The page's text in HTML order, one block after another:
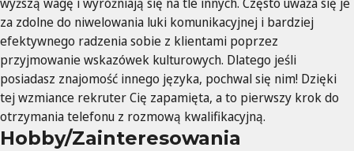
za zdolne do niwelowania luki komunikacyjnej i bardziej
efektywnego radzenia sobie z klientami poprzez
przyjmowanie wskazówek kulturowych. Dlatego jeśli
posiadasz znajomość innego języka, pochwal się nim! Dzięki
tej wzmiance rekruter Cię zapamięta, a to pierwszy krok do
otrzymania telefonu z rozmową kwalifikacyjną.
Hobby/Zainteresowania